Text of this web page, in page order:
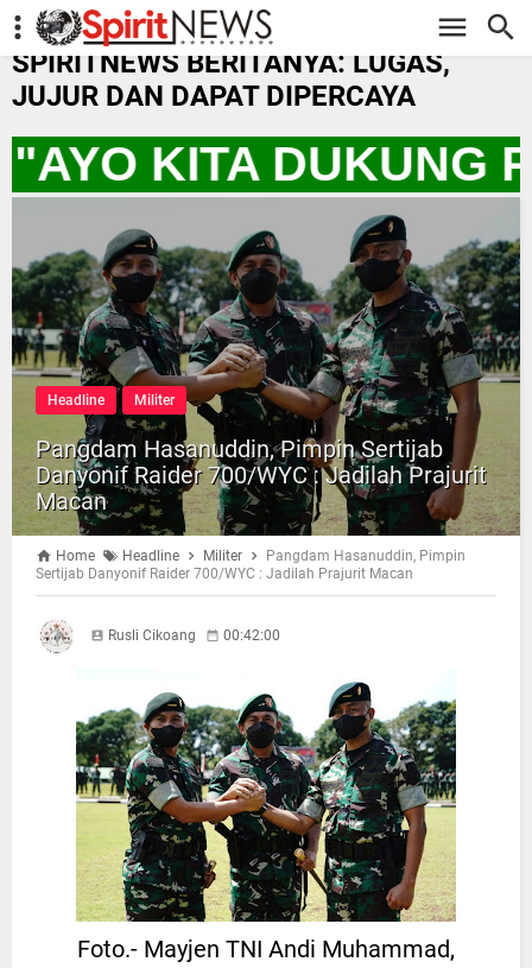
-->
SPIRITNEWS BERITANYA: LUGAS,
JUJUR DAN DAPAT DIPERCAYA
KITA DUKUNG
Headline Militer
Pangdam Hasanuddin, Pimpin Sertijab
Danyonif Raider 700/WYC : Jadilah Prajurit
Macan
Home Headline Militer
Pangdam Hasanuddin, Pimpin
Sertijab Danyonif Raider 700/WYC : Jadilah Prajurit Macan
Rusli Cikoang 00:42:00
Foto.- Mayjen TNI Andi Muhammad,